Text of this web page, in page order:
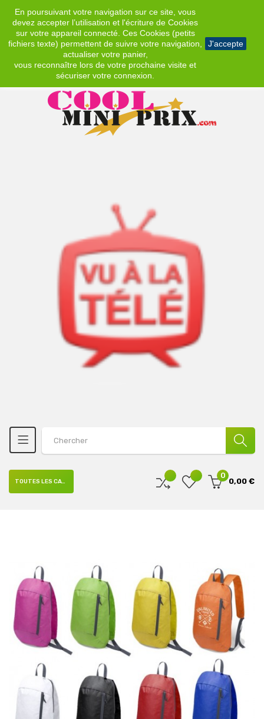
En poursuivant votre navigation sur ce site, vous
devez accepter l’utilisation et l'écriture de Cookies
sur votre appareil connecté. Ces Cookies (petits
fichiers texte) permettent de suivre votre navigation,
actualiser votre panier,
vous reconnaître lors de votre prochaine visite et
sécuriser votre connexion.
J'accepte
EUR
0
0,00 €
TOUTES LES CATÉGORIES